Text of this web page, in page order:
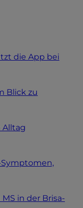
die App bei
Blick zu
Alltag
in der Brisa-